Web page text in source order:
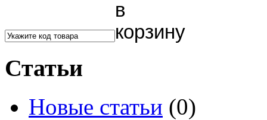
Статьи
Новые статьи (0)